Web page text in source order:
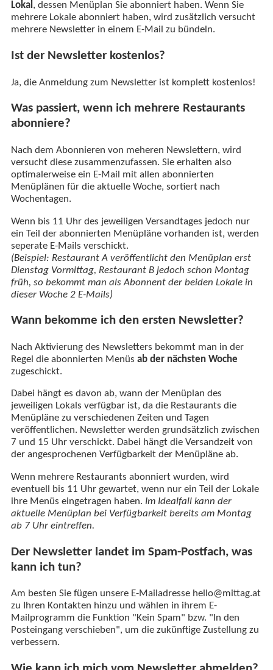
Lokal, dessen Menüplan Sie abonniert haben. Wenn Sie
mehrere Lokale abonniert haben, wird zusätzlich versucht
mehrere Newsletter in einem E-Mail zu bündeln.
Ist der Newsletter kostenlos?
Ja, die Anmeldung zum Newsletter ist komplett kostenlos!
Was passiert, wenn ich mehrere Restaurants
abonniere?
Nach dem Abonnieren von meheren Newslettern, wird
versucht diese zusammenzufassen. Sie erhalten also
optimalerweise ein E-Mail mit allen abonnierten
Menüplänen für die aktuelle Woche, sortiert nach
Wochentagen.
Wenn bis 11 Uhr des jeweiligen Versandtages jedoch nur
ein Teil der abonnierten Menüpläne vorhanden ist, werden
seperate E-Mails verschickt.
(Beispiel: Restaurant A veröffentlicht den Menüplan erst
Dienstag Vormittag, Restaurant B jedoch schon Montag
früh, so bekommt man als Abonnent der beiden Lokale in
dieser Woche 2 E-Mails)
Wann bekomme ich den ersten Newsletter?
Nach Aktivierung des Newsletters bekommt man in der
Regel die abonnierten Menüs ab der nächsten Woche
zugeschickt.
Dabei hängt es davon ab, wann der Menüplan des
jeweiligen Lokals verfügbar ist, da die Restaurants die
Menüpläne zu verschiedenen Zeiten und Tagen
veröffentlichen. Newsletter werden grundsätzlich zwischen
7 und 15 Uhr verschickt. Dabei hängt die Versandzeit von
der angesprochenen Verfügbarkeit der Menüpläne ab.
Wenn mehrere Restaurants abonniert wurden, wird
eventuell bis 11 Uhr gewartet, wenn nur ein Teil der Lokale
ihre Menüs eingetragen haben. Im Idealfall kann der
aktuelle Menüplan bei Verfügbarkeit bereits am Montag
ab 7 Uhr eintreffen.
Der Newsletter landet im Spam-Postfach, was
kann ich tun?
Am besten Sie fügen unsere E-Mailadresse hello@mittag.at
zu Ihren Kontakten hinzu und wählen in ihrem E-
Mailprogramm die Funktion "Kein Spam" bzw. "In den
Posteingang verschieben", um die zukünftige Zustellung zu
verbessern.